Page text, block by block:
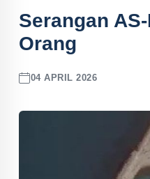
Serangan
Orang
04 APRIL 2026